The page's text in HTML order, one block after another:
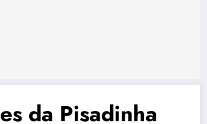
da Pisadinha